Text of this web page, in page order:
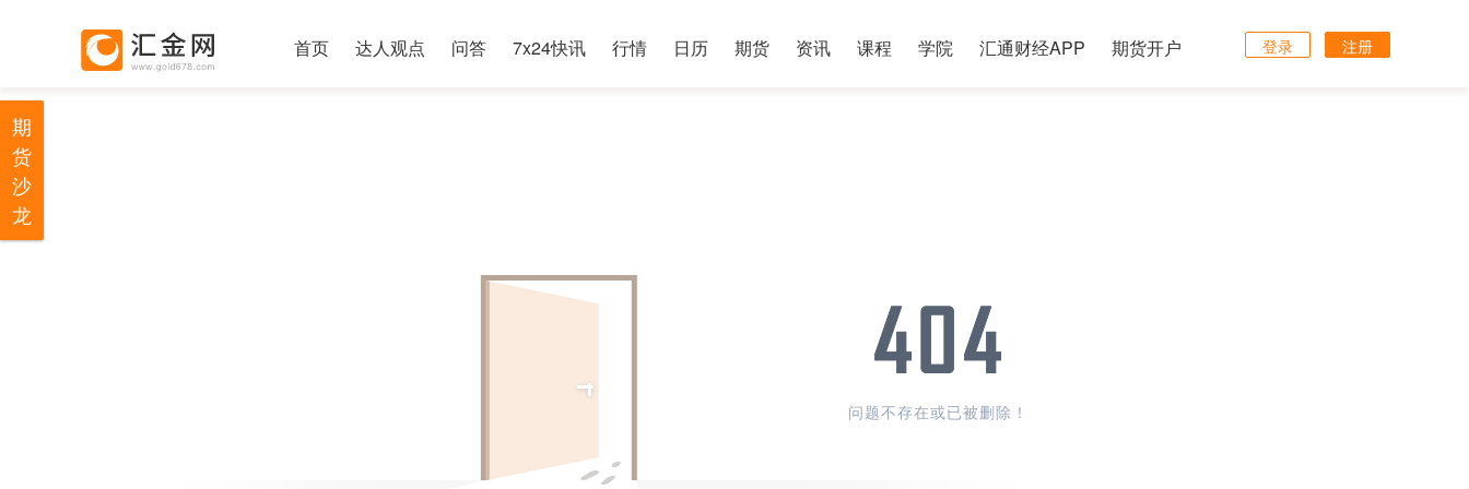
首页 达人观点 问答 7x24快讯 行情 日历 期货 资讯 课程 学院 汇通财经APP 期货开户 登录 注册
问题不存在或已被删除！
期
货
沙
龙